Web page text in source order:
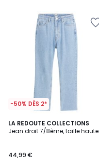
-50% DÈS 2*
LA REDOUTE COLLECTIONS
Jean droit 7/8ème, taille haute
44,99 €
4,1
/ 5
3
Couleurs